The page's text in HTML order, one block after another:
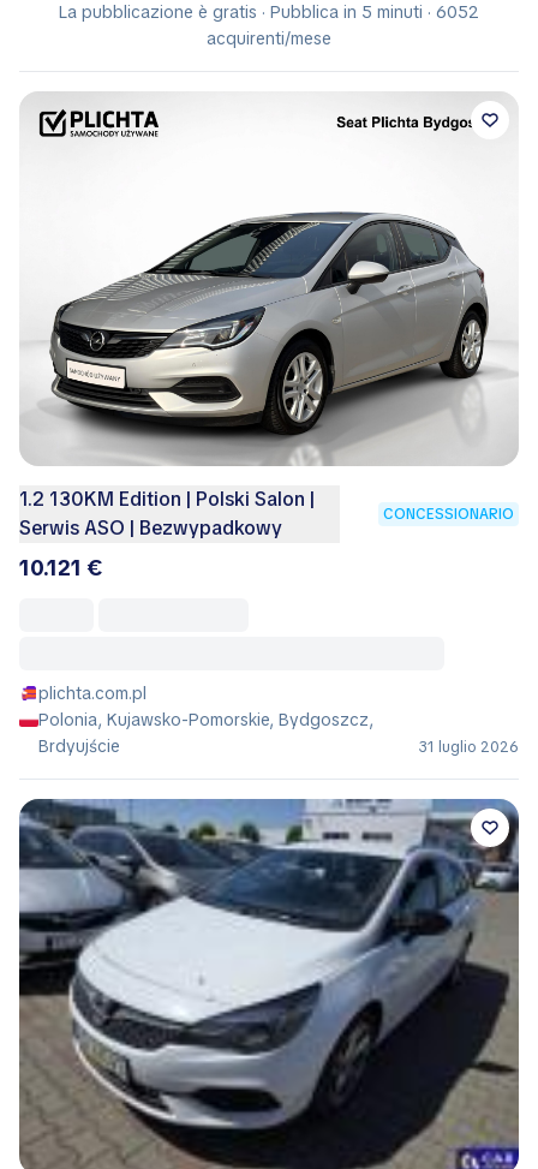
La pubblicazione è gratis · Pubblica in 5 minuti · 6052
acquirenti/mese
1.2 130KM Edition | Polski Salon |
Serwis ASO | Bezwypadkowy
CONCESSIONARIO
10.121 €
plichta.com.pl
Polonia, Kujawsko-Pomorskie, Bydgoszcz,
Brdyujście
31 luglio 2026